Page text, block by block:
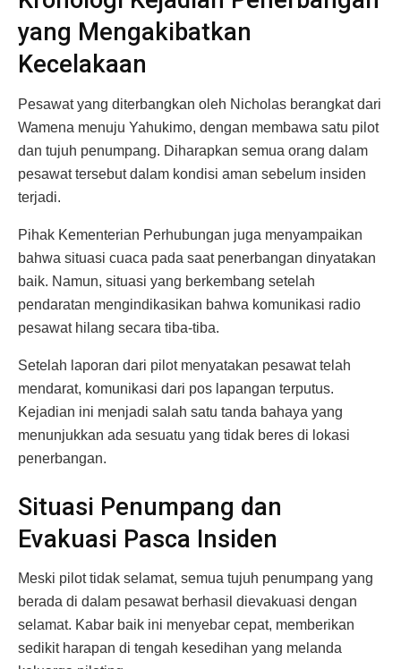
yang Mengakibatkan
Kecelakaan
Pesawat yang diterbangkan oleh Nicholas berangkat dari
Wamena menuju Yahukimo, dengan membawa satu pilot
dan tujuh penumpang. Diharapkan semua orang dalam
pesawat tersebut dalam kondisi aman sebelum insiden
terjadi.
Pihak Kementerian Perhubungan juga menyampaikan
bahwa situasi cuaca pada saat penerbangan dinyatakan
baik. Namun, situasi yang berkembang setelah
pendaratan mengindikasikan bahwa komunikasi radio
pesawat hilang secara tiba-tiba.
Setelah laporan dari pilot menyatakan pesawat telah
mendarat, komunikasi dari pos lapangan terputus.
Kejadian ini menjadi salah satu tanda bahaya yang
menunjukkan ada sesuatu yang tidak beres di lokasi
penerbangan.
Situasi Penumpang dan
Evakuasi Pasca Insiden
Meski pilot tidak selamat, semua tujuh penumpang yang
berada di dalam pesawat berhasil dievakuasi dengan
selamat. Kabar baik ini menyebar cepat, memberikan
sedikit harapan di tengah kesedihan yang melanda